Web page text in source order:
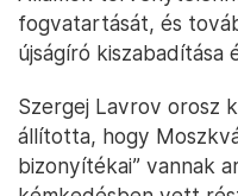
fogvatartását, és
újságíró kiszabadítása
Szergej Lavrov orosz
állította, hogy
bizonyítékai” vannak